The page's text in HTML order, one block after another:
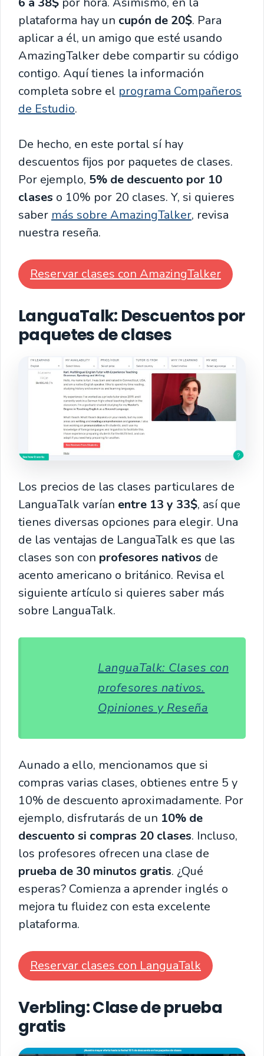
plataforma hay un cupón de 20$. Para
aplicar a él, un amigo que esté usando
AmazingTalker debe compartir su código
contigo. Aquí tienes la información
completa sobre el programa Compañeros
de Estudio.
De hecho, en este portal sí hay
descuentos fijos por paquetes de clases.
Por ejemplo, 5% de descuento por 10
clases o 10% por 20 clases. Y, si quieres
saber más sobre AmazingTalker, revisa
nuestra reseña.
Reservar clases con AmazingTalker
LanguaTalk: Descuentos por
paquetes de clases
Los precios de las clases particulares de
LanguaTalk varían entre 13 y 33$, así que
tienes diversas opciones para elegir. Una
de las ventajas de LanguaTalk es que las
clases son con profesores nativos de
acento americano o británico. Revisa el
siguiente artículo si quieres saber más
sobre LanguaTalk.
LanguaTalk: Clases con
profesores nativos.
Opiniones y Reseña
Aunado a ello, mencionamos que si
compras varias clases, obtienes entre 5 y
10% de descuento aproximadamente. Por
ejemplo, disfrutarás de un 10% de
descuento si compras 20 clases. Incluso,
los profesores ofrecen una clase de
prueba de 30 minutos gratis. ¿Qué
esperas? Comienza a aprender inglés o
mejora tu fluidez con esta excelente
plataforma.
Reservar clases con LanguaTalk
Verbling: Clase de prueba
gratis